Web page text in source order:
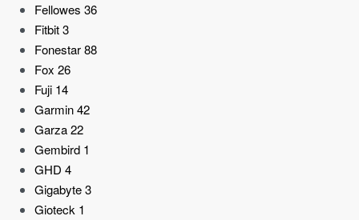
Fellowes 36
Fitbit3
Fonestar88
Fox 26
Fuji 14
Garmin42
Garza22
Gembird 1
GHD 4
Gigabyte3
Gioteck 1